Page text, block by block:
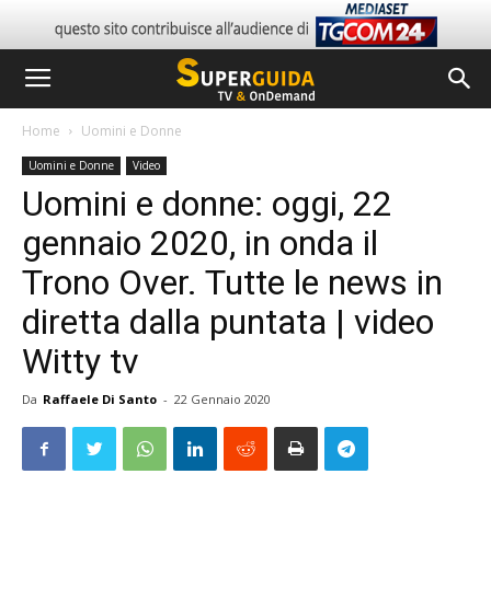
Home Uomini e Donne
Uomini e Donne Video
Uomini e donne: oggi, 22
gennaio 2020, in onda il
Trono Over. Tutte le news in
diretta dalla puntata | video
Witty tv
Da Raffaele Di Santo - 22 Gennaio 2020